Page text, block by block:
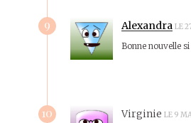
9 Alexandra LE
Bonne nouvelle
10 Virginie LE 9